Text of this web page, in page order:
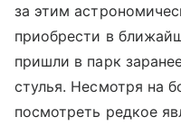
за этим
приобрести в
пришли в парк
стулья. Несмотря на
посмотреть редкое